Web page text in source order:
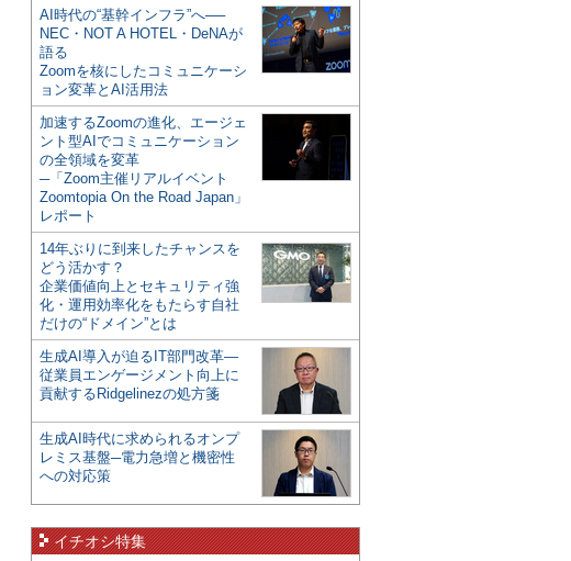
AI時代の“基幹インフラ”へ──
NEC・NOT A HOTEL・DeNAが
語る
Zoomを核にしたコミュニケーシ
ョン変革とAI活用法
加速するZoomの進化、エージェ
ント型AIでコミュニケーション
の全領域を変革
─「Zoom主催リアルイベント
Zoomtopia On the Road Japan」
レポート
14年ぶりに到来したチャンスを
どう活かす？
企業価値向上とセキュリティ強
化・運用効率化をもたらす自社
だけの“ドメイン”とは
生成AI導入が迫るIT部門改革―
従業員エンゲージメント向上に
貢献するRidgelinezの処方箋
生成AI時代に求められるオンプ
レミス基盤─電力急増と機密性
への対応策
イチオシ特集